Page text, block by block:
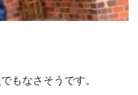
もなさそうです。